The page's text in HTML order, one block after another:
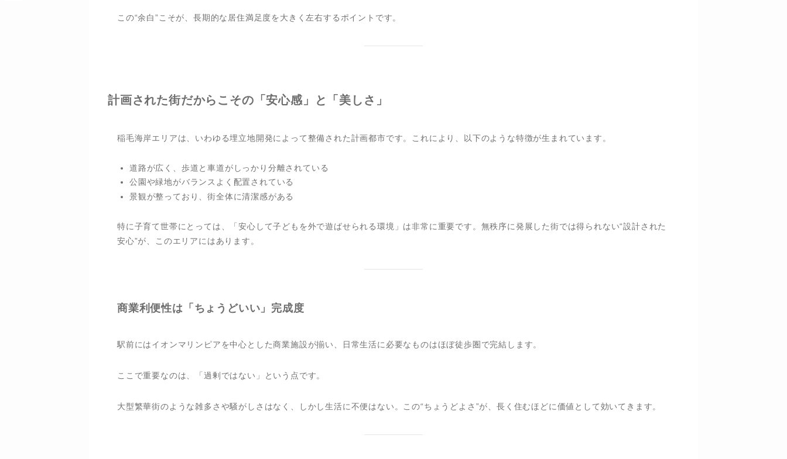
この“余白”こそが、長期的な居住満足度を大きく左右するポイントです。
計画された街だからこその「安心感」と「美しさ」
稲毛海岸エリアは、いわゆる埋立地開発によって整備された計画都市です。これにより、以下のような特徴が生まれています。
道路が広く、歩道と車道がしっかり分離されている
公園や緑地がバランスよく配置されている
景観が整っており、街全体に清潔感がある
特に子育て世帯にとっては、「安心して子どもを外で遊ばせられる環境」は非常に重要です。無秩序に発展した街では得られない“設計された
安心”が、このエリアにはあります。
商業利便性は「ちょうどいい」完成度
駅前にはイオンマリンピアを中心とした商業施設が揃い、日常生活に必要なものはほぼ徒歩圏で完結します。
ここで重要なのは、「過剰ではない」という点です。
大型繁華街のような雑多さや騒がしさはなく、しかし生活に不便はない。この“ちょうどよさ”が、長く住むほどに価値として効いてきます。